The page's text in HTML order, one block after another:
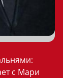
с Мари